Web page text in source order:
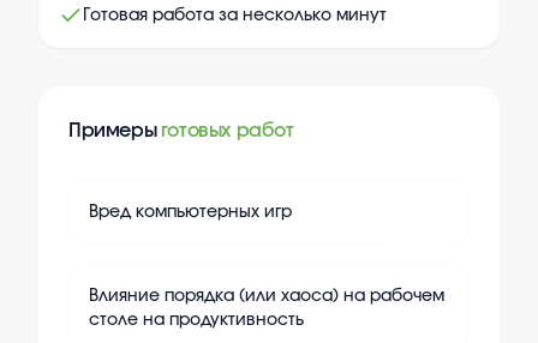
Готовая работа за несколько минут
Примеры готовых работ
Вред компьютерных игр
Влияние порядка (или хаоса) на рабочем
столе на продуктивность